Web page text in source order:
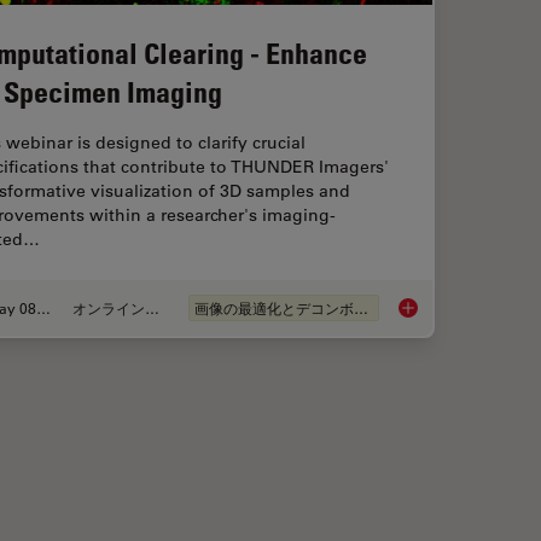
Clearing - Enhance
Imaging
webinar is designed to clarify crucial
that contribute to THUNDER Imagers'
visualization of 3D samples and
within a researcher's imaging-
May 08, 2020 オンラインセミナー 画像の最適化とデコンボリューション Computational